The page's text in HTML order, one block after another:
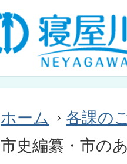
ホーム 各課の
市史編纂・市の